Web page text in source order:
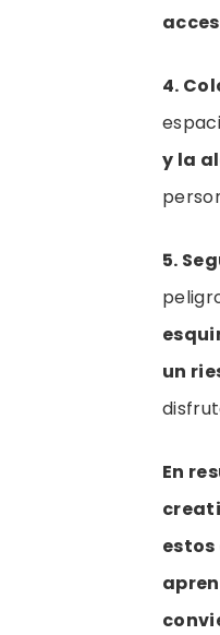
4.
y la
5.
un
En
estos